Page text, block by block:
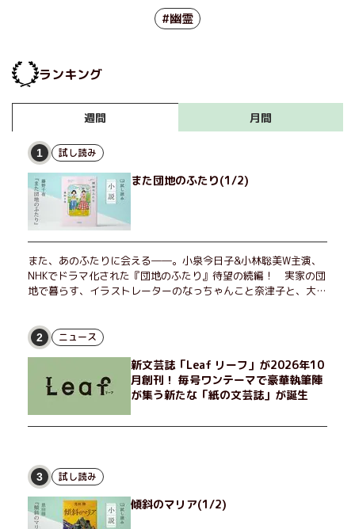
#幽霊
ランキング
週間 月間
1 試し読み
また団地のふたり(1/2)
また、あのふたりに会える――。小泉今日子&小林聡美W主演、
NHKでドラマ化された『団地のふたり』待望の続編！ 実家の団
地で暮らす、イラストレーターのなっちゃんこと奈津子と、大学
げたり、部屋でふたりだけの「台湾映画祭」を催したり。50代
独身、幼なじみの変わらぬ友情とささやかな幸せの日々を描く。
2 ニュース
新文芸誌「Leaf リーフ」が2026年10
月創刊！ 毎号ワンテーマで豪華執筆陣
が集う新たな「紙の文芸誌」が誕生
3 試し読み
傾斜のマリア(1/2)